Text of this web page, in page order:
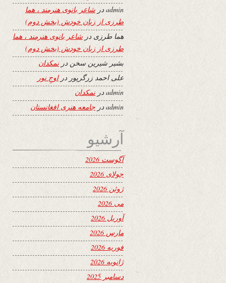
adminدر شاعر بانوی هنرمند ، هما
طرزی از زبان خودش (بخش دوم)
هما طرزی در شاعر بانوی هنرمند ، هما
طرزی از زبان خودش (بخش دوم)
بشیر شیرین سخن درنمکدان
علی احمد زرگرپور دراوجِ نور
adminدرنمکدان
admin در جامعه هنری افغانستان
آرشیو
آگوست 2026
جولای 2026
ژوئن 2026
می 2026
آوریل 2026
مارس 2026
فوریه 2026
ژانویه 2026
دسامبر 2025